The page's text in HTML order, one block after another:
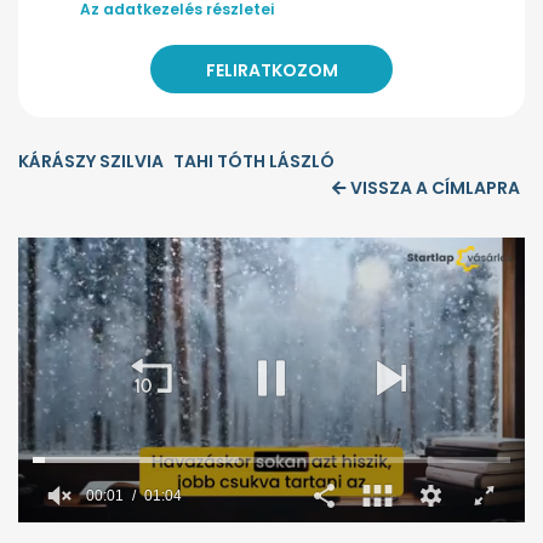
Az adatkezelés részletei
KÁRÁSZY SZILVIA TAHI TÓTH LÁSZLÓ
VISSZA A CÍMLAPRA
00:02 01:04